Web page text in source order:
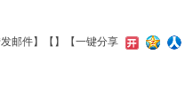
邮件】【 】 【一键分享